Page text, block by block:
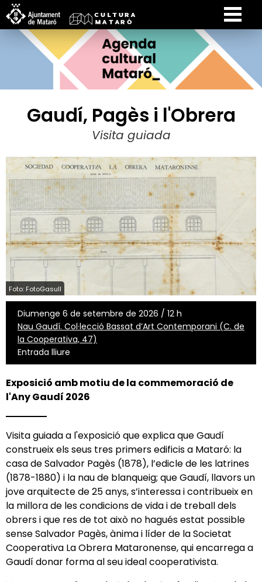
Gaudí, Pagès i l'Obrera
Visita guiada
Foto: FotoGasull
Diumenge 6 de setembre de 2026 / 12 h
Nau Gaudí. Col·lecció Bassat d’Art Contemporani (C. de
la Cooperativa, 47)
Entrada lliure
Exposició amb motiu de la commemoració de
l'Any Gaudí 2026
Visita guiada a l'exposicióque explica que Gaudí
construeix els seus tres primers edificis a Mataró: la
casa de Salvador Pagès (1878), l’edicle de les latrines
(1878-1880) i la nau de blanqueig; que Gaudí, llavors un
jove arquitecte de 25 anys, s’interessa i contribueix en
la millora de les condicions de vida i de treball dels
obrers i que res de tot això no hagués estat possible
sense Salvador Pagès, ànima i líder de la Societat
Cooperativa La Obrera Mataronense, qui encarrega a
Gaudí donar forma al seu ideal cooperativista.